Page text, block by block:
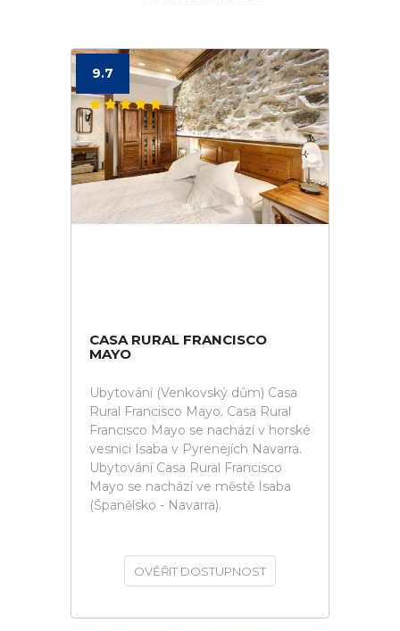
9.7
CASA RURAL FRANCISCO
MAYO
Ubytování (Venkovský dům) Casa
Rural Francisco Mayo. Casa Rural
Francisco Mayo se nachází v horské
vesnici Isaba v Pyrenejích Navarra.
Ubytování Casa Rural Francisco
Mayo se nachází ve městě Isaba
(Španělsko - Navarra).
OVĚŘIT DOSTUPNOST